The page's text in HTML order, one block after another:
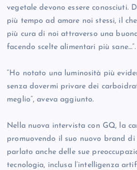
vegetale devono essere conosciuti.
più tempo ad amare noi stessi, il
più cura di noi attraverso una
facendo scelte alimentari più sane…”.
“Ho notato una luminosità più
senza dovermi privare dei
meglio”, aveva aggiunto.
Nella nuova intervista con GQ, la
promuovendo il suo nuovo brand di
parlato anche delle sue
tecnologia, inclusa l’intelligenza